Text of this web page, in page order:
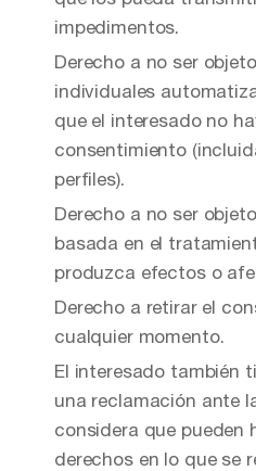
impedimentos.
Derecho a no ser
individuales
que el interesado no
consentimiento
perfiles).
Derecho a no ser
basada en el
produzca efectos o
Derecho a retirar el
cualquier momento.
El interesado también
una reclamación ante
considera que pueden
derechos en lo que se